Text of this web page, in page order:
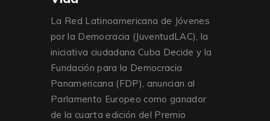
La Red Latinoamericana de Jóvenes
por la Democracia (JuventudLAC), la
iniciativa ciudadana Cuba Decide y la
Fundación para la Democracia
Panamericana (FDP), anuncian al
Parlamento Europeo como ganador
de la cuarta edición del Premio